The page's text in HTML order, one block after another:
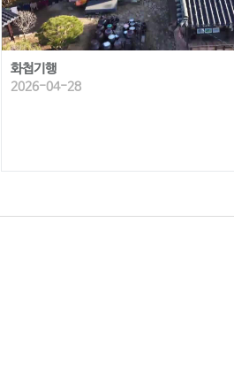
화첩기행
2026-04-28